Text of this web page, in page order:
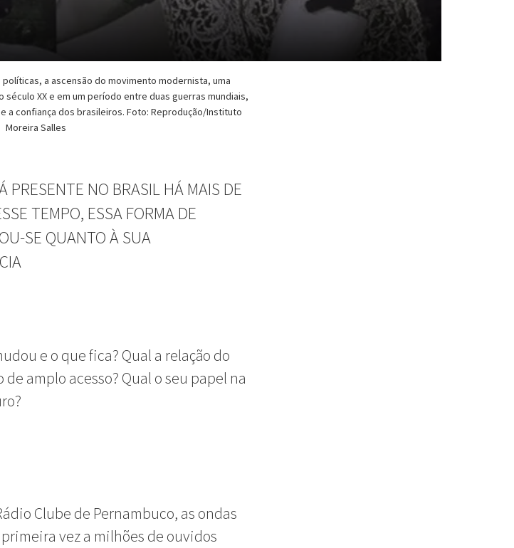
a ascensão do movimento modernista, uma
XX e em um período entre duas guerras mundiais,
a confiança dos brasileiros. Foto: Reprodução/Instituto
Moreira Salles
PRESENTE NO BRASIL HÁ MAIS DE
TEMPO, ESSA FORMA DE
SE QUANTO À SUA
e o que fica? Qual a relação do
amplo acesso? Qual o seu papel na
Clube de Pernambuco, as ondas
vez a milhões de ouvidos